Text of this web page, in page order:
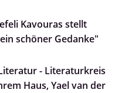
Kavouras stellt
schöner Gedanke"
- Literaturkreis
Haus, Yael van der